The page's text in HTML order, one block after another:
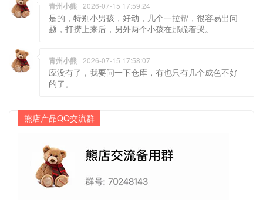
青州小熊 2026-07-15 17:59:24
是的，特别小男孩，好动，几个一拉帮，很容易出问
题，打捞上来后，另外两个小孩在那跪着哭。
青州小熊 2026-07-15 17:58:07
应没有了，我要问一下仓库，有也只有几个成色不好
的了。
熊店产品QQ交流群